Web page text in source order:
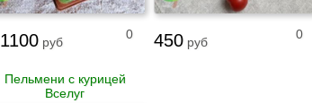
1100 руб
0 450 руб
0
Пельмени с курицей
Вселуг